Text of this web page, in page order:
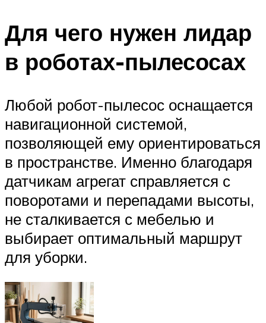
Для чего нужен лидар
в роботах-пылесосах
Любой робот-пылесос оснащается
навигационной системой,
позволяющей ему ориентироваться
в пространстве. Именно благодаря
датчикам агрегат справляется с
поворотами и перепадами высоты,
не сталкивается с мебелью и
выбирает оптимальный маршрут
для уборки.